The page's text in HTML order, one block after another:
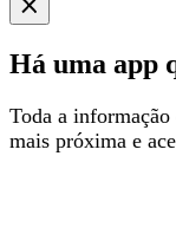
Há uma app
Toda a
mais próxima e